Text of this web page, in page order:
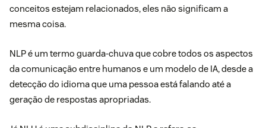
conceitos estejam relacionados, eles não significam a
mesma coisa.
NLP é um termo guarda-chuva que cobre todos os aspectos
da comunicação entre humanos e um modelo de IA, desde a
detecção do idioma que uma pessoa está falando até a
geração de respostas apropriadas.